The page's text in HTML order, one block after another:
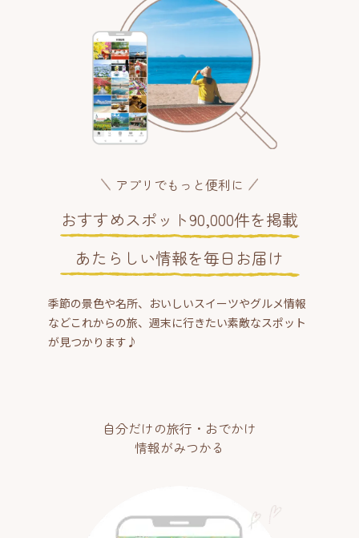
アプリでもっと便利に
おすすめスポット90,000件を掲載
あたらしい情報を毎日お届け
季節の景色や名所、おいしいスイーツやグルメ情報
などこれからの旅、週末に行きたい素敵なスポット
が見つかります♪
自分だけの旅行・おでかけ
情報がみつかる